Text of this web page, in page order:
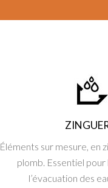
Éléments sur mesure, en
plomb. Essentiel
l’évacuation des